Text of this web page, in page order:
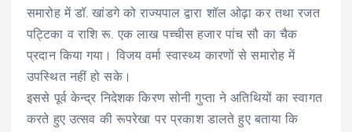
समारोह में डॉ. खांडगे को राज्यपाल द्वारा शॉल ओढ़ा कर तथा रजत
पट्टिका व राशि रू. एक लाख पच्चीस हजार पांच सौ का चैक
प्रदान किया गया। विजय वर्मा स्वास्थ्य कारणों से समारोह में
उपस्थित नहीं हो सके।
इससे पूर्व केन्द्र निदेशक किरण सोनी गुप्ता ने अतिथियों का स्वागत
करते हुए उत्सव की रूपरेखा पर प्रकाश डालते हुए बताया कि